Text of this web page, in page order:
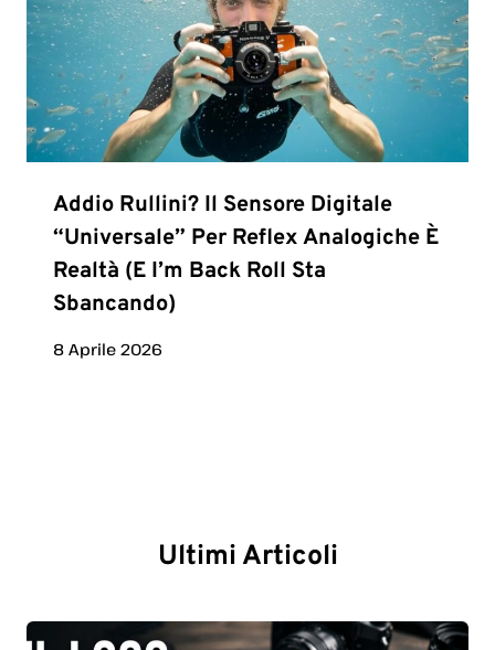
Addio Rullini? Il Sensore Digitale
“universale” Per Reflex Analogiche È
Realtà (e I’m Back Roll Sta
Sbancando)
8 Aprile 2026
Ultimi Articoli